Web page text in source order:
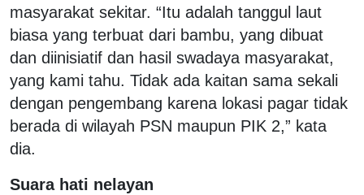
masyarakat sekitar. “Itu adalah tanggul laut
biasa yang terbuat dari bambu, yang dibuat
dan diinisiatif dan hasil swadaya masyarakat,
yang kami tahu. Tidak ada kaitan sama sekali
dengan pengembang karena lokasi pagar tidak
berada di wilayah PSN maupun PIK 2,” kata
dia.
Suara hati nelayan